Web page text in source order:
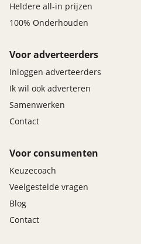
Heldere all-in prijzen
100% Onderhouden
Voor adverteerders
Inloggen adverteerders
Ik wil ook adverteren
Samenwerken
Contact
Voor consumenten
Keuzecoach
Veelgestelde vragen
Blog
Contact